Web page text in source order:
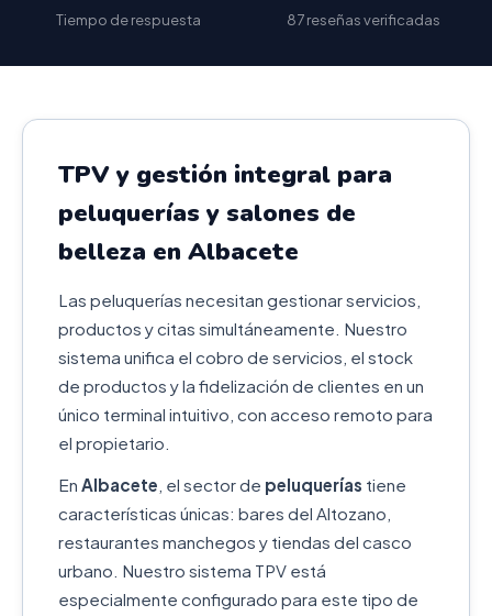
Tiempo de respuesta 87 reseñas verificadas
TPV y gestión integral para
peluquerías y salones de
belleza en Albacete
Las peluquerías necesitan gestionar servicios,
productos y citas simultáneamente. Nuestro
sistema unifica el cobro de servicios, el stock
de productos y la fidelización de clientes en un
único terminal intuitivo, con acceso remoto para
el propietario.
En Albacete , el sector de peluquerías tiene
características únicas: bares del Altozano,
restaurantes manchegos y tiendas del casco
urbano. Nuestro sistema TPV está
especialmente configurado para este tipo de